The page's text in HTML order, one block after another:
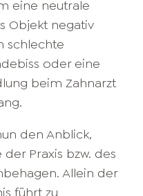
eine neutrale
Objekt negativ
schlechte
oder eine
beim Zahnarzt
den Anblick,
Praxis bzw. des
Allein der
führt zu